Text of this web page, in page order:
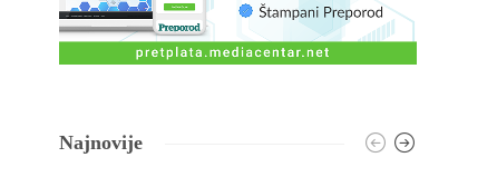
Najnovije